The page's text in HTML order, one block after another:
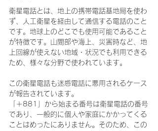
衛星電話とは、地上の携帯電話基地局を使わ
ず、人工衛星を経由して通信する電話のこと
です。地球上のどこでも使用可能であること
が特徴です。山間部や海上、災害時など、地
上回線が使えない地域・状況でも利用できる
ため、様々な分野で使われています。
この衛星電話も迷惑電話に悪用されるケース
が報告されています。
「＋881」から始まる番号は衛星電話の番号
であり、一般的に個人や家庭にかかってくる
ことはめったにありません。そのため、この